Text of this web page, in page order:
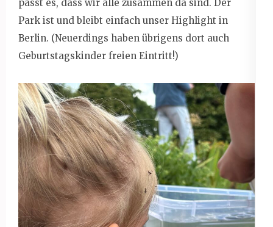
passt es, dass wir alle zusammen da sind. Der
Park ist und bleibt einfach unser Highlight in
Berlin. (Neuerdings haben übrigens dort auch
Geburtstagskinder freien Eintritt!)